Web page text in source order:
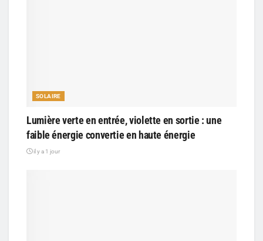
SOLAIRE
Lumière verte en entrée, violette en sortie : une
faible énergie convertie en haute énergie
il y a 1 jour